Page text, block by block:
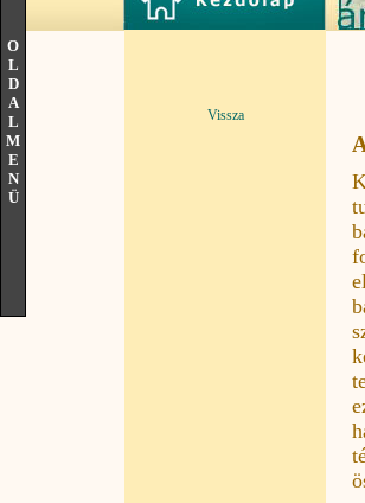
O
L
D
A
L
M
E
N
Ü
Vissza